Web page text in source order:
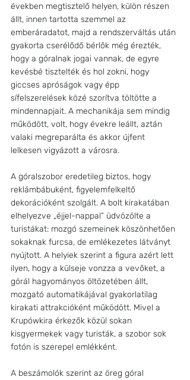
években megtisztelő helyen, külön részen
állt, innen tartotta szemmel az
emberáradatot, majd a rendszerváltás után
gyakorta cserélődő bérlők még érezték,
hogy a góralnak jogai vannak, de egyre
kevésbé tisztelték és hol zokni, hogy
giccses apróságok vagy épp
sífelszerelések közé szorítva töltötte a
mindennapjait. A mechanikája sem mindig
működött, volt, hogy évekre leállt, aztán
valaki megreparálta és akkor újfent
lelkesen vigyázott a városra.
A góralszobor eredetileg biztos, hogy
reklámbábuként, figyelemfelkeltő
dekorációként szolgált. A bolt kirakatában
elhelyezve „éjjel-nappal” üdvözölte a
turistákat: mozgó szemeinek köszönhetően
sokaknak furcsa, de emlékezetes látványt
nyújtott. A helyiek szerint a figura azért lett
ilyen, hogy a külseje vonzza a vevőket, a
górál hagyományos öltözetében állt,
mozgató automatikájával gyakorlatilag
kirakati attrakcióként működött. Mivel a
Krupówkira érkezők közül sokan
kisgyermekek vagy turisták, a szobor sok
fotón is szerepel emlékként.
A beszámolók szerint az öreg góral